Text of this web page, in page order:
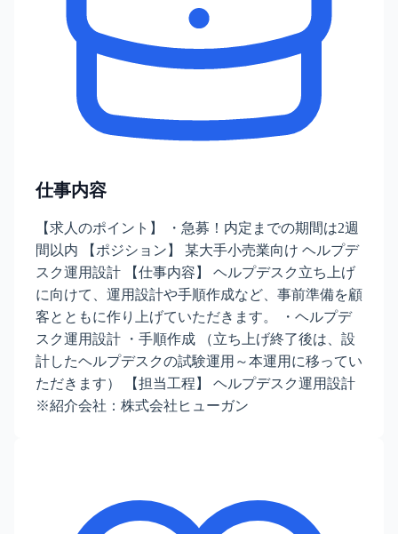
仕事内容
【求人のポイント】 ・急募！内定までの期間は2週
間以内 【ポジション】 某大手小売業向け ヘルプデ
スク運用設計 【仕事内容】 ヘルプデスク立ち上げ
に向けて、運用設計や手順作成など、事前準備を顧
客とともに作り上げていただきます。 ・ヘルプデ
スク運用設計 ・手順作成 （立ち上げ終了後は、設
計したヘルプデスクの試験運用～本運用に移ってい
ただきます） 【担当工程】 ヘルプデスク運用設計
※紹介会社：株式会社ヒューガン